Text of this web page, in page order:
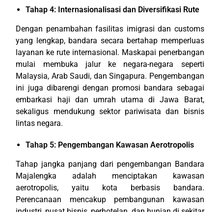
Tahap 4: Internasionalisasi dan Diversifikasi Rute
Dengan penambahan fasilitas imigrasi dan customs
yang lengkap, bandara secara bertahap memperluas
layanan ke rute internasional. Maskapai penerbangan
mulai membuka jalur ke negara-negara seperti
Malaysia, Arab Saudi, dan Singapura. Pengembangan
ini juga dibarengi dengan promosi bandara sebagai
embarkasi haji dan umrah utama di Jawa Barat,
sekaligus mendukung sektor pariwisata dan bisnis
lintas negara.
Tahap 5: Pengembangan Kawasan Aerotropolis
Tahap jangka panjang dari pengembangan Bandara
Majalengka adalah menciptakan kawasan
aerotropolis, yaitu kota berbasis bandara.
Perencanaan mencakup pembangunan kawasan